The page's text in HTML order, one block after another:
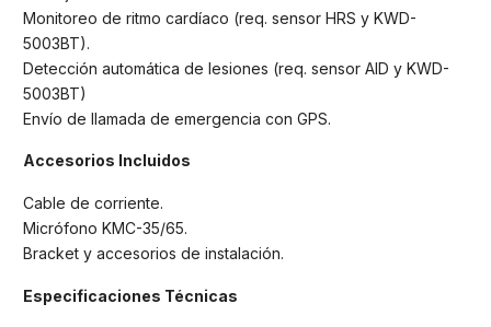
Monitoreo de ritmo cardíaco (req. sensor HRS y KWD-
5003BT).
Detección automática de lesiones (req. sensor AID y KWD-
5003BT)
Envío de llamada de emergencia con GPS.
Accesorios Incluidos
Cable de corriente.
Micrófono KMC-35/65.
Bracket y accesorios de instalación.
Especificaciones Técnicas